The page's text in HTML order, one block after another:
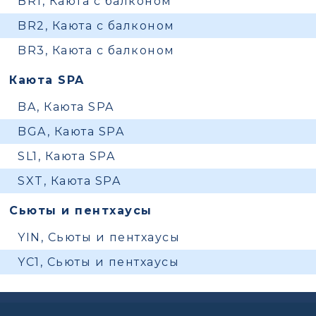
BR2, Каюта с балконом
BR3, Каюта с балконом
Каюта SPA
BA, Каюта SPA
BGA, Каюта SPA
SL1, Каюта SPA
SXT, Каюта SPA
Сьюты и пентхаусы
YIN, Сьюты и пентхаусы
YC1, Сьюты и пентхаусы